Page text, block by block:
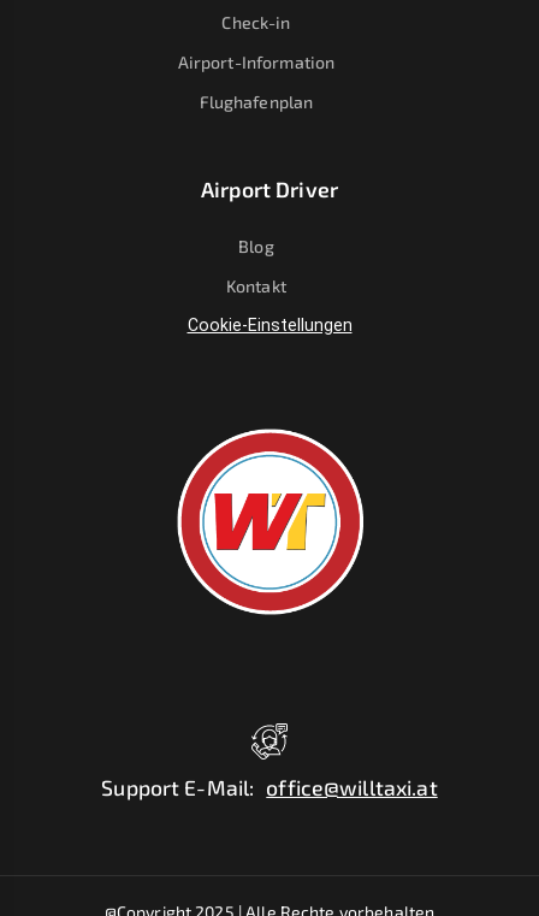
Check-in
Airport-Information
Flughafenplan
Airport Driver
Blog
Kontakt
Cookie-Einstellungen
Support E-Mail: office@willtaxi.at